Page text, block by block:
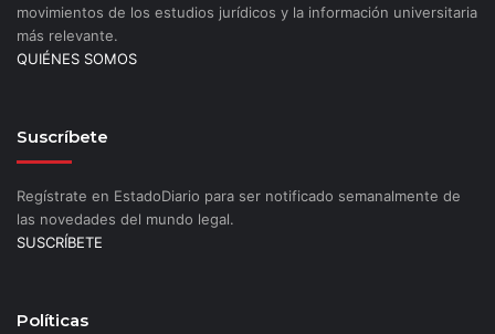
movimientos de los estudios jurídicos y la información universitaria
más relevante.
QUIÉNES SOMOS
Suscríbete
Regístrate en EstadoDiario para ser notificado semanalmente de
las novedades del mundo legal.
SUSCRÍBETE
Políticas